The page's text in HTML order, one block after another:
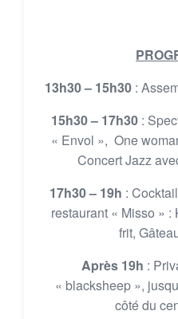
13h30 – 15h30:
15h30 – 17h30:
« Envol », One
Concert Jazz
17h30 – 19h :
restaurant « Misso »
frit,
Après 19h :
« blacksheep »,
côté du